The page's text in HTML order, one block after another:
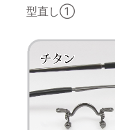
型直し①